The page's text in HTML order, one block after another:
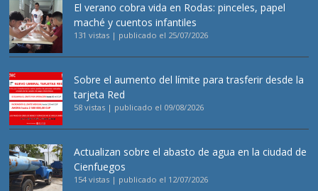
El verano cobra vida en Rodas: pinceles, papel
maché y cuentos infantiles
131 vistas | publicado el 25/07/2026
Sobre el aumento del límite para trasferir desde la
tarjeta Red
58 vistas | publicado el 09/08/2026
Actualizan sobre el abasto de agua en la ciudad de
Cienfuegos
154 vistas | publicado el 12/07/2026